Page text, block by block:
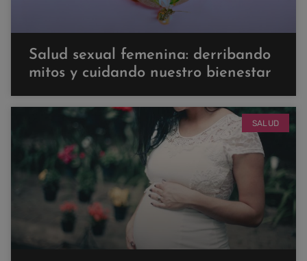
Salud sexual femenina: derribando
mitos y cuidando nuestro bienestar
SALUD